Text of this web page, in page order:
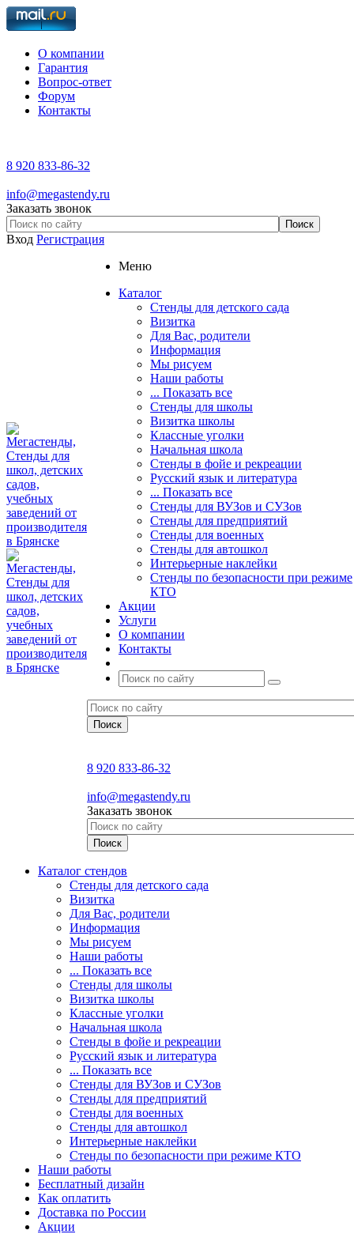
О компании
Гарантия
Вопрос-ответ
Форум
Контакты
8 920 833-86-32
info@megastendy.ru
Заказать звонок
Вход Регистрация
Меню
Каталог
Стенды для детского сада
Визитка
Для Вас, родители
Информация
Мы рисуем
Наши работы
... Показать все
Стенды для школы
Визитка школы
Классные уголки
Начальная школа
Стенды в фойе и рекреации
Русский язык и литература
... Показать все
Стенды для ВУЗов и СУЗов
Стенды для предприятий
Стенды для военных
Стенды для автошкол
Интерьерные наклейки
Стенды по безопасности при режиме
КТО
Акции
Услуги
О компании
Контакты
8 920 833-86-32
info@megastendy.ru
Заказать звонок
Каталог стендов
Стенды для детского сада
Визитка
Для Вас, родители
Информация
Мы рисуем
Наши работы
... Показать все
Стенды для школы
Визитка школы
Классные уголки
Начальная школа
Стенды в фойе и рекреации
Русский язык и литература
... Показать все
Стенды для ВУЗов и СУЗов
Стенды для предприятий
Стенды для военных
Стенды для автошкол
Интерьерные наклейки
Стенды по безопасности при режиме КТО
Наши работы
Бесплатный дизайн
Как оплатить
Доставка по России
Акции